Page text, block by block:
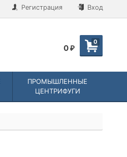
Регистрация Вход
0
0 ₽
ПРОМЫШЛЕННЫЕ
ЦЕНТРИФУГИ